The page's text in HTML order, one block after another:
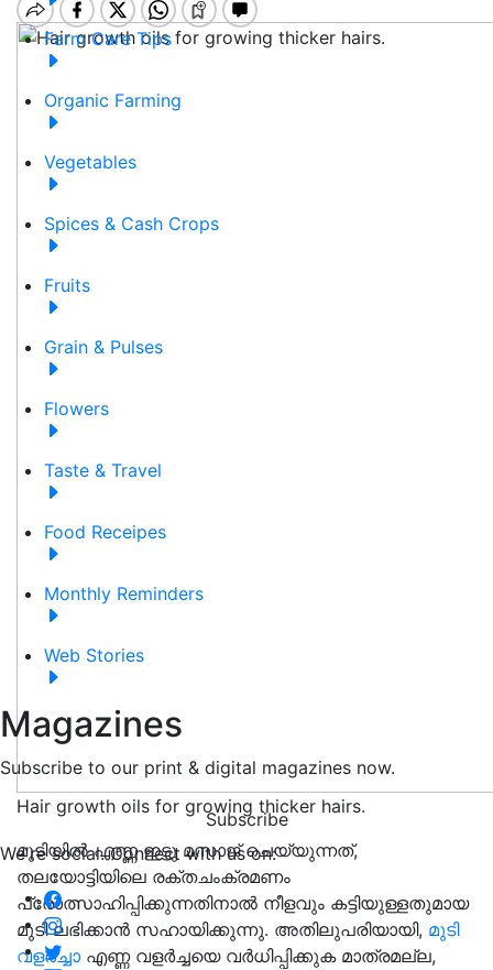
Farm Care Tips
Organic Farming
Vegetables
Spices & Cash Crops
Fruits
Grain & Pulses
Flowers
Taste & Travel
Food Receipes
Monthly Reminders
Web Stories
Magazines
Subscribe to our print & digital magazines now.
Subscribe
We're social. Connect with us on:
Hair growth oils for growing thicker hairs.
മുടിയിൽ എണ്ണ ഇട്ടു മസാജ് ചെയ്യുന്നത്,
തലയോട്ടിയിലെ രക്തചംക്രമണം
പ്രോത്സാഹിപ്പിക്കുന്നതിനാൽ നീളവും കട്ടിയുള്ളതുമായ
മുടി ലഭിക്കാൻ സഹായിക്കുന്നു. അതിലുപരിയായി, മുടി
വളർച്ചാ എണ്ണ വളർച്ചയെ വർധിപ്പിക്കുക മാത്രമല്ല,